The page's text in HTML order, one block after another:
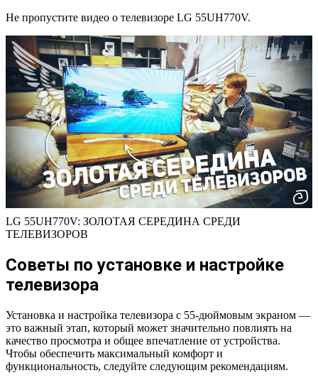
Не пропустите видео о телевизоре LG 55UH770V.
LG 55UH770V: ЗОЛОТАЯ СЕРЕДИНА СРЕДИ
ТЕЛЕВИЗОРОВ
Советы по установке и настройке
телевизора
Установка и настройка телевизора с 55-дюймовым экраном —
это важный этап, который может значительно повлиять на
качество просмотра и общее впечатление от устройства.
Чтобы обеспечить максимальный комфорт и
функциональность, следуйте следующим рекомендациям.